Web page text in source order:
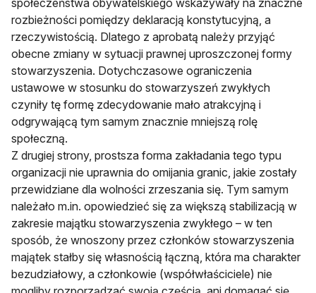
rozbieżności pomiędzy deklaracją konstytucyjną, a
rzeczywistością. Dlatego z aprobatą należy przyjąć
obecne zmiany w sytuacji prawnej uproszczonej formy
stowarzyszenia. Dotychczasowe ograniczenia
ustawowe w stosunku do stowarzyszeń zwykłych
czyniły tę formę zdecydowanie mało atrakcyjną i
odgrywającą tym samym znacznie mniejszą rolę
społeczną.
Z drugiej strony, prostsza forma zakładania tego typu
organizacji nie uprawnia do omijania granic, jakie zostały
przewidziane dla wolności zrzeszania się. Tym samym
należało m.in. opowiedzieć się za większą stabilizacją w
zakresie majątku stowarzyszenia zwykłego – w ten
sposób, że wnoszony przez członków stowarzyszenia
majątek stałby się własnością łączną, która ma charakter
bezudziałowy, a członkowie (współwłaściciele) nie